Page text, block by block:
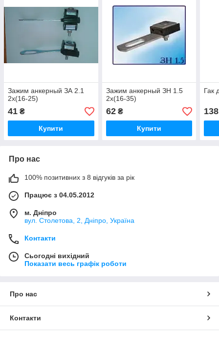
Зажим анкерный ЗА 2.1
2х(16-25)
41 ₴
Купити
Зажим анкерный ЗН 1.5
2х(16-35)
62₴
Купити
Гак
138
Про нас
100% позитивних з 8 відгуків за рік
Працює з 04.05.2012
м. Дніпро
вул. Столетова, 2, Дніпро, Україна
Контакти
Сьогодні вихідний
Показати весь графік роботи
Про нас
Контакти